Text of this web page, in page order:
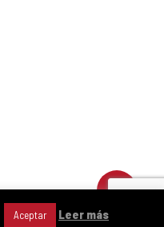
Aceptar Leer más